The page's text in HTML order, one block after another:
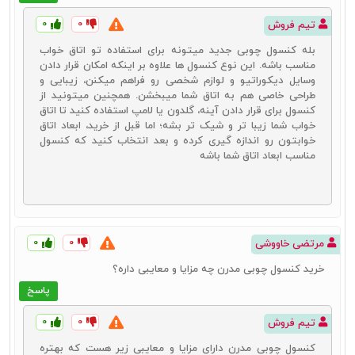
کیفیت خیلی شرایط خوبی نداشته باشند.
میز کنسول چوبی در ایران طرفداران و محبوبیت بیشتری دارد. این محصول
هم ماندگاری بسیار طولانی دارد و هم در طرح‌ها و مدل‌های بسیار متنوع‌تری
نسبت به سایر مدل‌ها تولید و عرضه می‌گردد. برای انتخاب میز کنسول
چوبی شما باید از میان ده‌ها مدل زیبا و استثنایی محصولات منطبق بر
سلیقه خود را انتخاب کنید که این موضوع نیز از مزیت‌های چنین
محصولی است.
آینه و کنسول چوبی ارزان قیمت
کاربران با آن همراه هستند. خرید آینه کنسول ارزان قیمت در شرایط
باشد اما از طرف دیگر خرید محصولات بی‌کیفیت علاوه بر اینکه تمام
مزیت‌های ارزان بودن آن را برای شما از بین خواهد برد، خیلی زود شما را
وادار به تهیه محصول جایگزین می‌کند. میز کنسول چوبی ارزان زمانی
می‌تواند شرایط لازم را برای شما فراهم آورد که در کنار قیمت مناسب،
کیفیت بالا باعث می‌شود تا زیبایی و جذابیت، ماندگاری و طول عمر و
تأثیرگذاری در دکوراسیون منزل این محصولات نیز تضمین شده باشد. از
این رو همزمان با خرید آینه و کنسول ارزان باید به دنبال خرید محصولات با
تیم فروش ۰ ۰
بله کنسول چوبی جدید میتونه برای استفاده تو اتاق خواب
مناسب باشه. این نوع کنسول‌ ها علاوه بر اینکه امکان قرار دادن
وسایل دیکوراتیو و لوازم شخصی رو فراهم میکنن، زیبایی و
طراحی خاصی هم به اتاق شما میبخشن. همچنین میتونید از
کنسول برای قرار دادن آینه، گلدون یا لامپ استفاده کنید تا اتاق
خواب شما زیبا تر و شیک‌ تر بشه؛ اما قبل از خرید، ابعاد اتاق
خوابتون رو اندازه‌ گیری کرده و بعد انتخاب کنید که کنسول
مناسب ابعاد اتاق شما باشه
مرتضی خاووشی ۰ ۰
پاسخ
خرید کنسول چوبی مدرن چه مزایا و معایبی داره؟
تیم فروش ۰ ۰
کنسول چوبی مدرن دارای مزایا و معایبی زیر هست که بهتره